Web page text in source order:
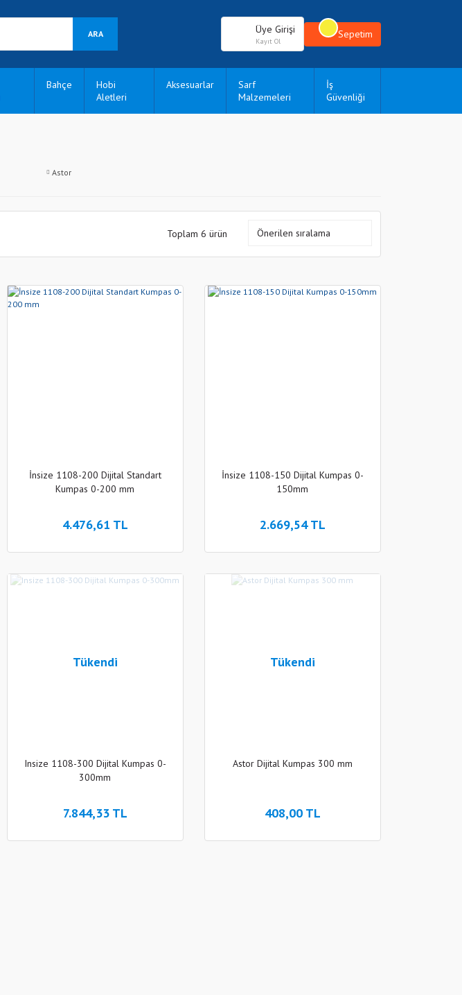
ARA Üye Girişi
Kayıt Ol
Sepetim
Bahçe
Hobi
Aletleri
Aksesuarlar
Sarf
Malzemeleri
İş
Güvenliği
Astor
Toplam 6 ürün
İnsize 1108-200 Dijital Standart
Kumpas 0-200 mm
4.476,61 TL
İnsize 1108-150 Dijital Kumpas 0-
150mm
2.669,54 TL
Tükendi
Insize 1108-300 Dijital Kumpas 0-
300mm
7.844,33 TL
Tükendi
Astor Dijital Kumpas 300 mm
408,00 TL